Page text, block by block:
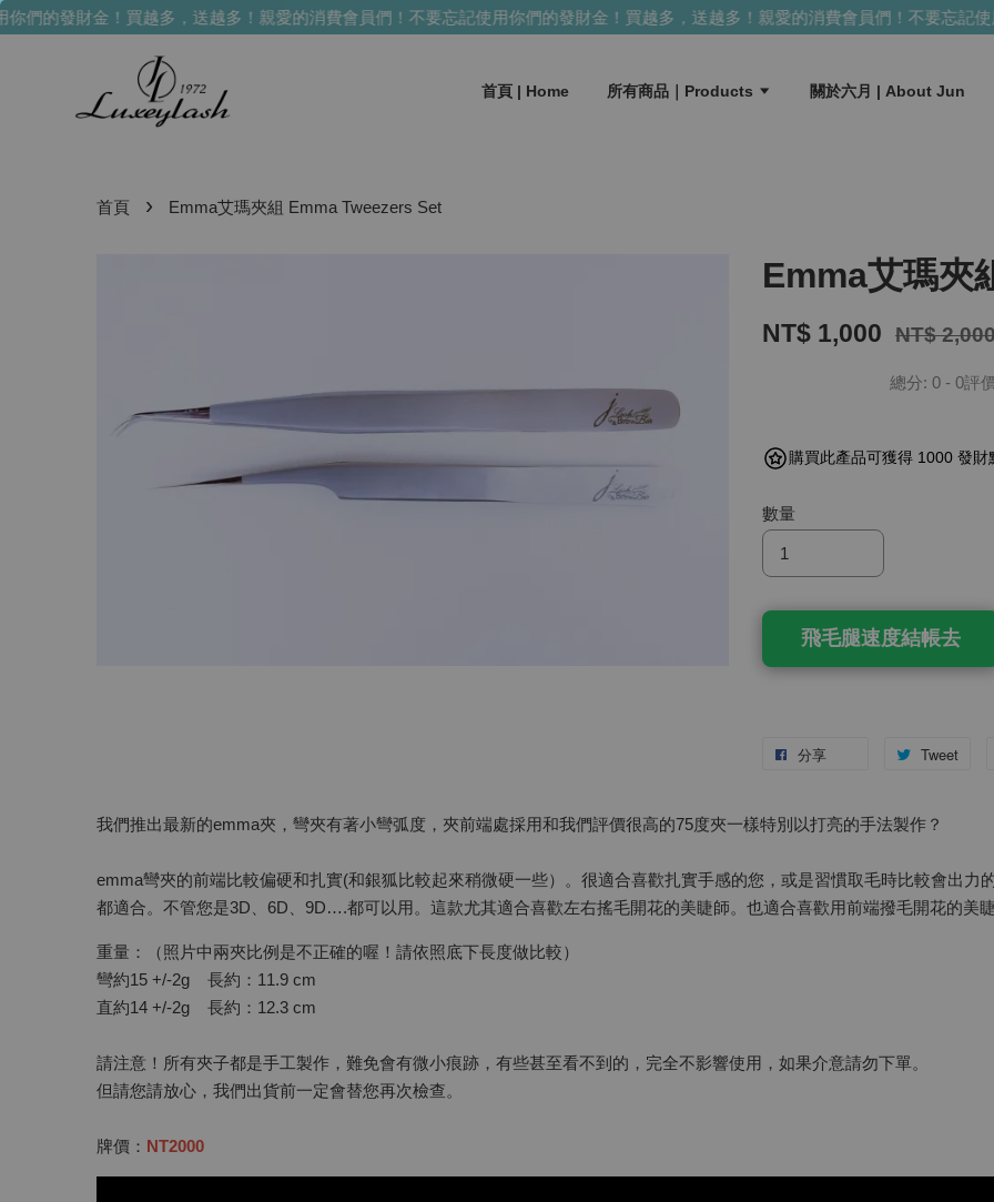
發財金！買越多，送越多！親愛的消費會員們！不要忘記使用你們的發財金！買越多，送越多！親愛的消費會員們！不要忘記使用你
首頁 | Home 所有商品｜Products 關於六月 | About Jun
首頁 › Emma艾瑪夾組 Emma Tweezers Set
Emma艾瑪夾
NT$ 1,000 NT$
總分: 0 - 0評
購買此產品可獲得 1000 發財
數量
飛毛腿速度結帳去
分享 Tweet
我們推出最新的emma夾，彎夾有著小彎弧度，夾前端處採用和我們評價很高的75度夾一樣特別以打亮的手法製作？
emma彎夾的前端比較偏硬和扎實(和銀狐比較起來稍微硬一些）。很適合喜歡扎實手感的您，或是習慣取毛時比較會出力
都適合。不管您是3D、6D、9D….都可以用。這款尤其適合喜歡左右搖毛開花的美睫師。也適合喜歡用前端撥毛開花的美
重量：（照片中兩夾比例是不正確的喔！請依照底下長度做比較）
彎約15 +/-2g 長約：11.9 cm
直約14 +/-2g 長約：12.3 cm
請注意！所有夾子都是手工製作，難免會有微小痕跡，有些甚至看不到的，完全不影響使用，如果介意請勿下單。
但請您請放心，我們出貨前一定會替您再次檢查。
牌價： NT2000